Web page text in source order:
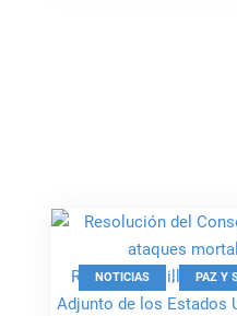
Richard M. Mills, Jr.,
Adjunto de los Estados
NOTICIAS , PAZ Y